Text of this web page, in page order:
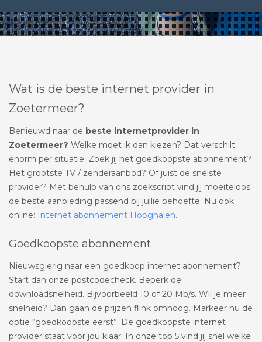
Wat is de beste internet provider in
Zoetermeer?
Benieuwd naar de beste internetprovider in
Zoetermeer? Welke moet ik dan kiezen? Dat verschilt
enorm per situatie. Zoek jij het goedkoopste abonnement?
Het grootste TV / zenderaanbod? Of juist de snelste
provider? Met behulp van ons zoekscript vind jij moeiteloos
de beste aanbieding passend bij jullie behoefte. Nu ook
online: Internet abonnement Hooghalen.
Goedkoopste abonnement
Nieuwsgierig naar een goedkoop internet abonnement?
Start dan onze postcodecheck. Beperk de
downloadsnelheid. Bijvoorbeeld 10 of 20 Mb/s. Wil je meer
snelheid? Dan gaan de prijzen flink omhoog. Markeer nu de
optie “goedkoopste eerst”. De goedkoopste internet
provider staat voor jou klaar. In onze top 5 vind jij snel welke